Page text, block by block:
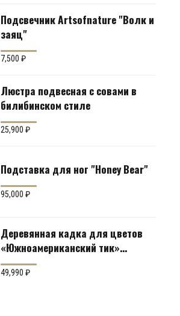
Подсвечник Artsofnature "Волк и
заяц"
7,500₽
Люстра подвесная с совами в
билибинском стиле
25,900₽
Подставка для ног "Honey Bear"
95,000₽
Деревянная кадка для цветов
«Южноамериканский тик»
Производство: Англия
49,990₽